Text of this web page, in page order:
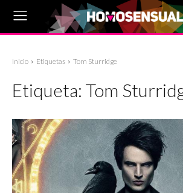
Inicio Etiquetas Tom Sturridge
Etiqueta: Tom